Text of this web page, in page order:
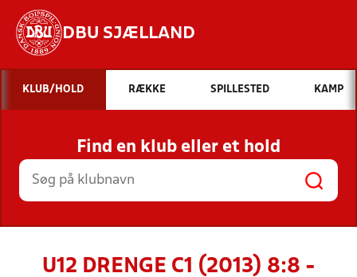
DBU SJÆLLAND
Hvad vil du søge efter?
INDHOLD OG NYHEDER
STILLINGER, RESULTATER, KLUBBER OG
HOLD
KLUB/HOLD RÆKKE SPILLESTED KAMP
Find en klub eller et hold
U12 DRENGE C1 (2013) 8:8 -